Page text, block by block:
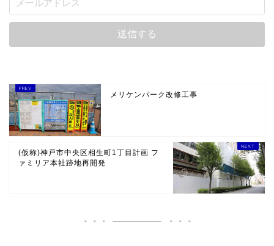
メリケンパーク改修工事
(仮称)神戸市中央区相生町1丁目計画 フ
ァミリア本社跡地再開発